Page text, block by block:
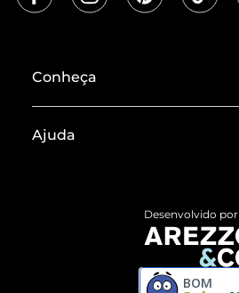
Conheça
Termos de Uso
ZZ MALL é confiável
Ajuda
Devolução do Produto
Compre pelo WhatsApp
Desenvolvido por
BOM